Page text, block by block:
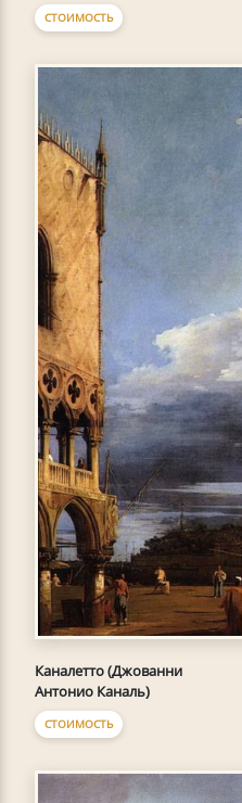
СТОИМОСТЬ
Каналетто (Джованни
Антонио Каналь)
СТОИМОСТЬ